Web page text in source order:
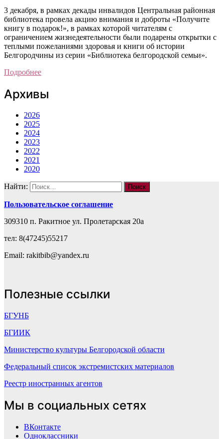
3 декабря, в рамках декады инвалидов Центральная районная
библиотека провела акцию внимания и доброты «Получите
книгу в подарок!», в рамках которой читателям с
ограничением жизнедеятельности были подарены открытки с
теплыми пожеланиями здоровья и книги об истории
Белгородчины из серии «Библиотека белгородской семьи».
Подробнее
Архивы
2026
2025
2024
2023
2022
2021
2020
Найти:
Пользовательское соглашение
309310 п. Ракитное ул. Пролетарская 20а
тел: 8(47245)55217
Email: rakitbib@yandex.ru
Полезные ссылки
БГУНБ
БГИИК
Министерство культуры Белгородской области
Федеральный список экстремистских материалов
Реестр иностранных агентов
Мы в социальных сетях
ВКонтакте
Одноклассники